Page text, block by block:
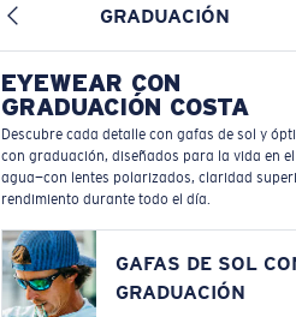
GRADUACIÓN
EYEWEAR CON
GRADUACIÓN COSTA
Descubre cada detalle con gafas de sol y
con graduación, diseñados para la vida en el
agua—con lentes polarizados, claridad
rendimiento durante todo el día.
GAFAS DE SOL
GRADUACIÓN